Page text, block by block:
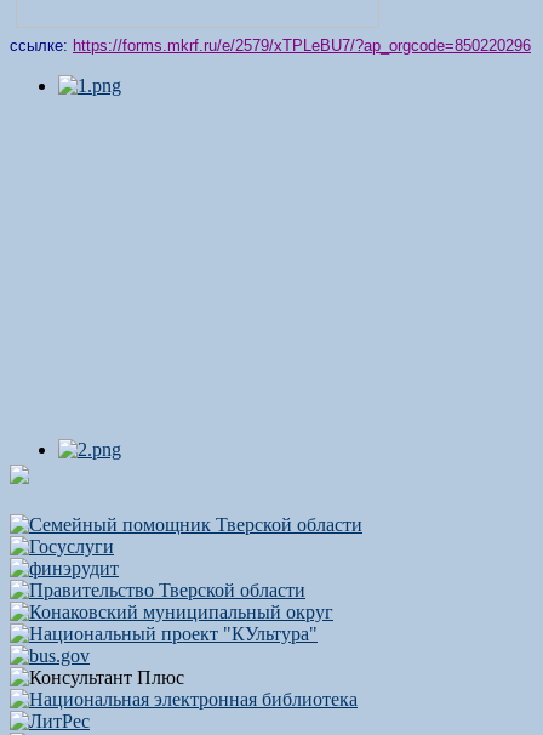
ссылке: https://forms.mkrf.ru/e/2579/xTPLeBU7/?ap_orgcode=850220296